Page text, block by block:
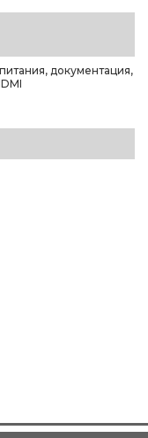
документация,